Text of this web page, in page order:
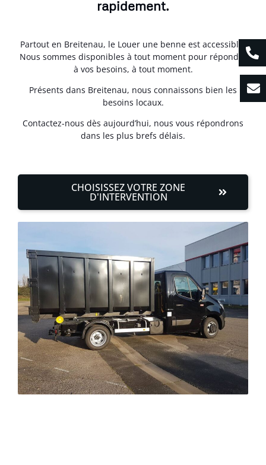
rapidement.
Partout en Breitenau, le Louer une benne est accessible.
Nous sommes disponibles à tout moment pour répondre
à vos besoins, à tout moment.
Présents dans Breitenau, nous connaissons bien les
besoins locaux.
Contactez-nous dès aujourd’hui, nous vous répondrons
dans les plus brefs délais.
CHOISISSEZ VOTRE ZONE
D'INTERVENTION